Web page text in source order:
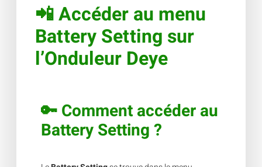
📲Accéder au menu
Battery Setting sur
l’Onduleur Deye
🔑Comment accéder au
Battery Setting?